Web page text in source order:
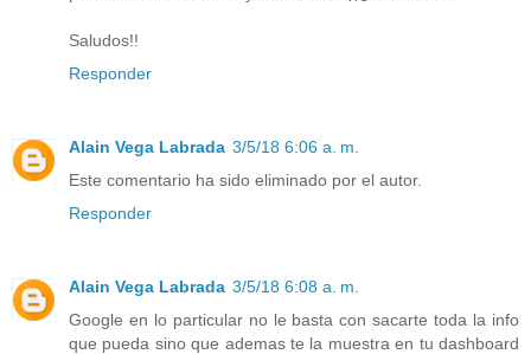
Saludos!!
Responder
Alain Vega Labrada 3/5/18 6:06 a. m.
Este comentario ha sido eliminado por el autor.
Responder
Alain Vega Labrada 3/5/18 6:08 a. m.
Google en lo particular no le basta con sacarte toda la info
que pueda sino que ademas te la muestra en tu dashboard